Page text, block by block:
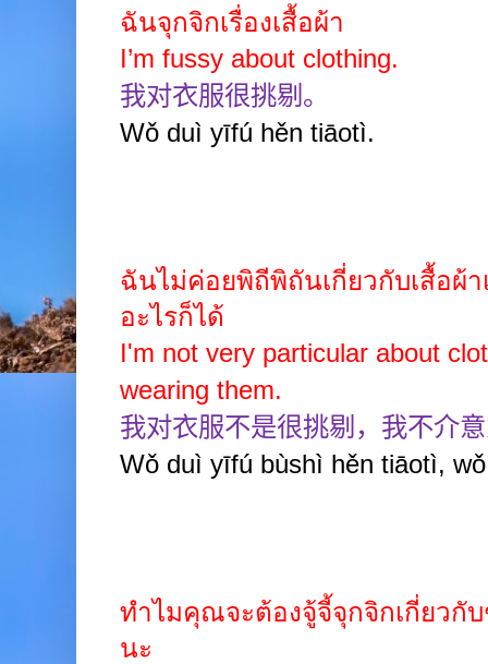
ฉันจุกจิกเรื่องเสื้อผ้า
I’m fussy about clothing.
我对衣服很挑剔。
Wǒ duì yīfú hěn tiāotì.
ฉันไม่ค่อยพิถีพิถันเกี่ยวกับเสื้อผ้
อะไรก็ได้
I'm not very particular about
wearing them.
我对衣服不是很挑剔，我不介
Wǒ duì yīfú bùshì hěn tiāotì,
ทำไมคุณจะต้องจู้จี้จุกจิกเกี่ยวกั
นะ